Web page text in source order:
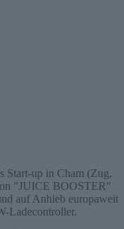
Start-up in Cham (Zug,
"JUICE BOOSTER"
auf Anhieb europaweit
Ladecontroller.